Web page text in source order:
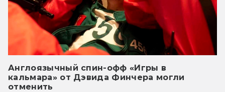
Англоязычный спин-офф «Игры в
кальмара» от Дэвида Финчера могли
отменить